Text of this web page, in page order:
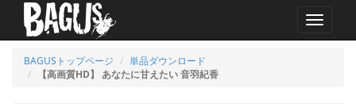
MENU
BAGUSトップページ
単品ダウンロード
【高画質HD】 あなたに甘えたい 音羽紀香